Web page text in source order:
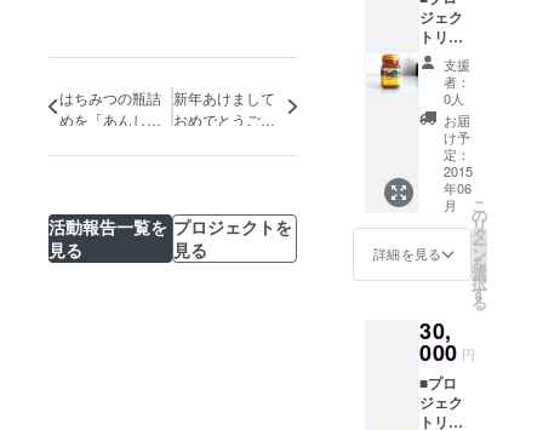
はちみつの瓶詰
めを「あんしん
ました
新年あけまして
おめでとうござ
活動報告一覧を
見る
プロジェクトを
見る
ジェク
トリー
ダから
のお礼
メール
■シュン
ドルボ
ンの電
化状況
報告会
■マング
ローブ
はちみ
つ
（250g
マング
ローブ
はちみ
つが輸
入でき
た段階
支援
者：
0人
お届
け予
定：
2015
年06
月
詳細を見る
こ
の
リ
タ
ー
ン
を
選
択
す
る
30,
000 円
■プロ
ジェク
トリー